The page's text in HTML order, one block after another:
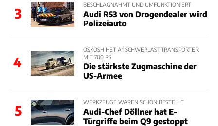
3
BESCHLAGNAHMT UND UMFUNKTIONIERT
Audi RS3 von Drogendealer wird
Polizeiauto
4
OSKOSH HET A1 SCHWERLASTTRANSPORTER
MIT 700 PS
Die stärkste Zugmaschine der
US-Armee
5
WERKZEUGE WAREN SCHON BESTELLT
Audi-Chef Döllner hat E-
Türgriffe beim Q9 gestoppt